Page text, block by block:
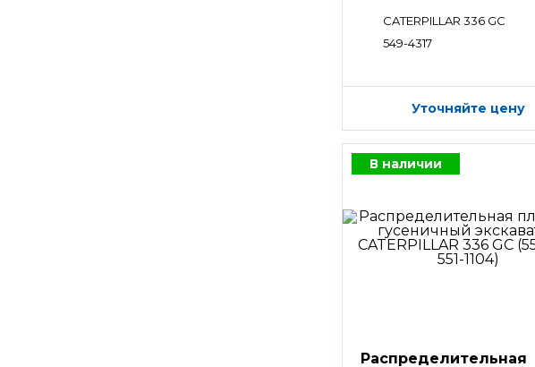
CATERPILLAR 336 GC
549-4317
Уточняйте цену
В наличии
Распределительная